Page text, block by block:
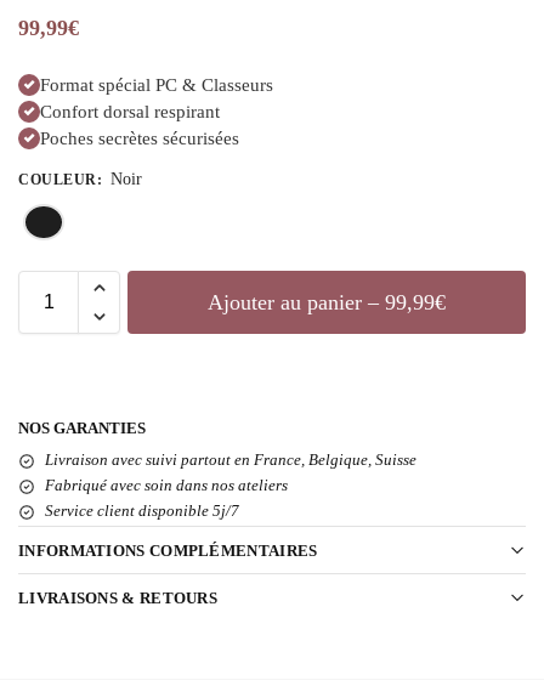
99,99€
Format spécial PC & Classeurs
Confort dorsal respirant
Poches secrètes sécurisées
COULEUR: Noir
Ajouter au panier – 99,99€
NOS GARANTIES
Livraison avec suivi partout en France, Belgique, Suisse
Fabriqué avec soin dans nos ateliers
Service client disponible 5j/7
INFORMATIONS COMPLÉMENTAIRES
LIVRAISONS & RETOURS